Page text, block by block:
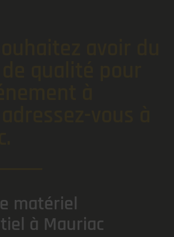
matériel
à Mauriac